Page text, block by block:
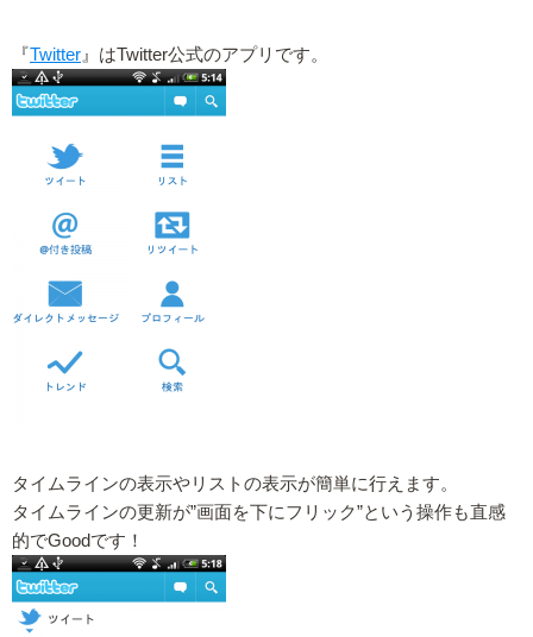
『Twitter 』はTwitter公式のアプリです。
タイムラインの表示やリストの表示が簡単に行えます。
タイムラインの更新が”画面を下にフリック”という操作も直感
的でGoodです！